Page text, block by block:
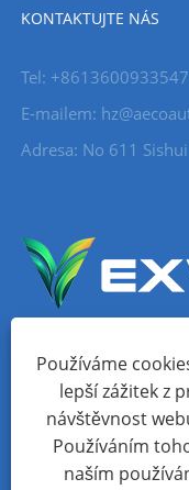
KONTAKTUJTE NÁS
Tel: +8613600933547
E-mailem:
Adresa: No 611
Copyright © 2024 Xiamen
vyhrazena.
Používáme
lepší zážitek z
návštěvnost
Používáním
naším